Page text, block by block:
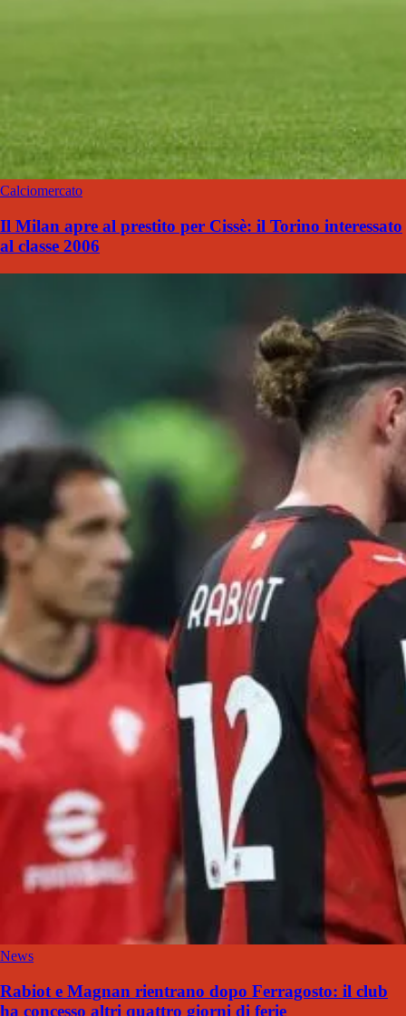
Calciomercato
Il Milan apre al prestito per Cissè: il Torino interessato
al classe 2006
News
Rabiot e Magnan rientrano dopo Ferragosto: il club
ha concesso altri quattro giorni di ferie